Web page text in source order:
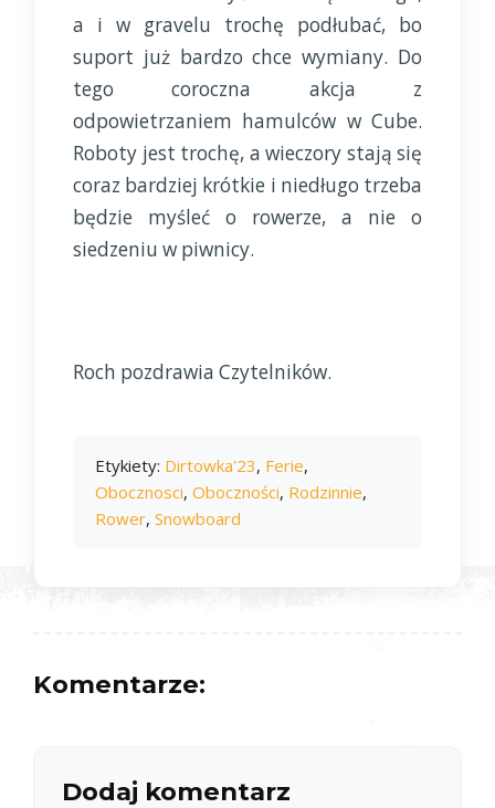
a i w gravelu trochę podłubać, bo
suport już bardzo chce wymiany. Do
tego coroczna akcja z
odpowietrzaniem hamulców w Cube.
Roboty jest trochę, a wieczory stają się
coraz bardziej krótkie i niedługo trzeba
będzie myśleć o rowerze, a nie o
siedzeniu w piwnicy.
Roch pozdrawia Czytelników.
Etykiety: Dirtowka'23, Ferie,
Obocznosci, Oboczności, Rodzinnie,
Rower, Snowboard
Komentarze:
Dodaj komentarz